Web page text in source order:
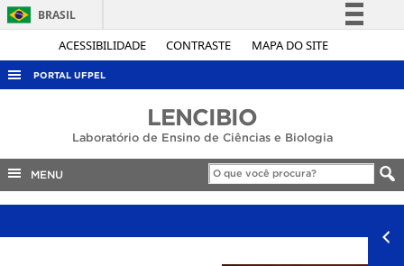
ACESSIBILIDADE CONTRASTE MAPA DO SITE
BRASIL
Simplifique!
Acesso à informação
Canais
PORTAL UFPEL
AUDITORIA
LENCIBIO
Laboratório de Ensino de Ciências e Biologia
MENU